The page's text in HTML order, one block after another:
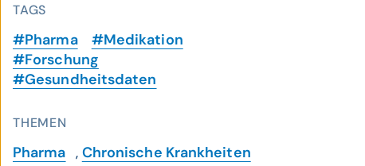
TAGS
#Pharma
#Medikation
#Forschung
#Gesundheitsdaten
THEMEN
Pharma , Chronische Krankheiten